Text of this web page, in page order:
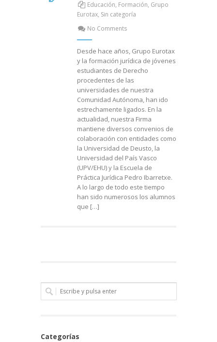
Educación, Formación, Grupo
Eurotax, Sin categoría
No Comments
Desde hace años, Grupo Eurotax
y la formación jurídica de jóvenes
estudiantes de Derecho
procedentes de las
universidades de nuestra
Comunidad Autónoma, han ido
estrechamente ligados. En la
actualidad, nuestra Firma
mantiene diversos convenios de
colaboración con entidades como
la Universidad de Deusto, la
Universidad del País Vasco
(UPV/EHU) y la Escuela de
Práctica Jurídica Pedro Ibarretxe.
A lo largo de todo este tiempo
han sido numerosos los alumnos
que […]
Categorías